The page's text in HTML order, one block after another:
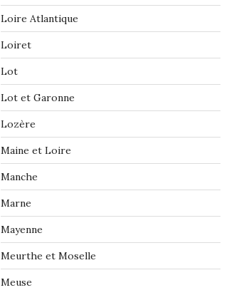
Loire Atlantique
Loiret
Lot
Lot et Garonne
Lozère
Maine et Loire
Manche
Marne
Mayenne
Meurthe et Moselle
Meuse